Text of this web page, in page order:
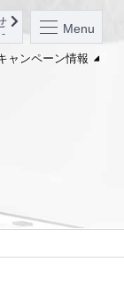
- Menu
ャンペーン情報